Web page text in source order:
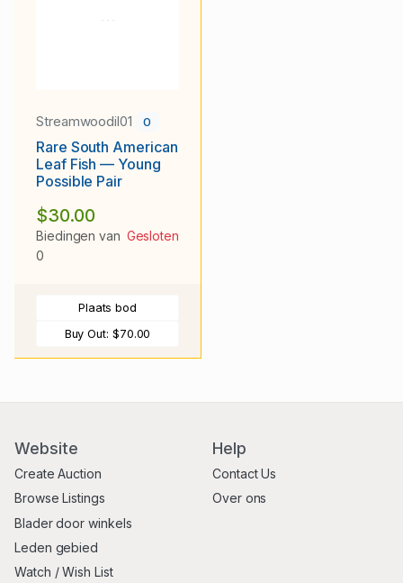
Streamwoodil01 0
Rare South American
Leaf Fish — Young
Possible Pair
$30.00
Biedingen van
0
Gesloten
Plaats bod
Buy Out: $70.00
Website
Create Auction
Browse Listings
Blader door winkels
Leden gebied
Watch / Wish List
Help
Contact Us
Over ons